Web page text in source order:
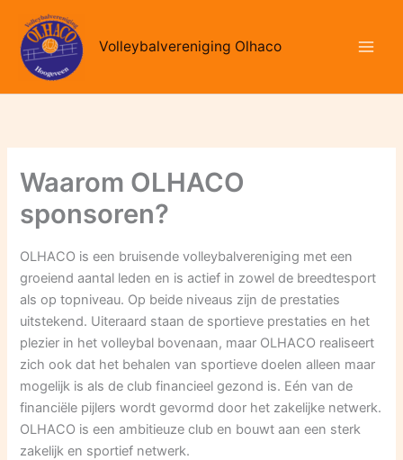
naar
inhoud
Volleybalvereniging Olhaco
Waarom OLHACO
sponsoren?
OLHACO is een bruisende volleybalvereniging met een
groeiend aantal leden en is actief in zowel de breedtesport
als op topniveau. Op beide niveaus zijn de prestaties
uitstekend. Uiteraard staan de sportieve prestaties en het
plezier in het volleybal bovenaan, maar OLHACO realiseert
zich ook dat het behalen van sportieve doelen alleen maar
mogelijk is als de club financieel gezond is. Eén van de
financiële pijlers wordt gevormd door het zakelijke netwerk.
OLHACO is een ambitieuze club en bouwt aan een sterk
zakelijk en sportief netwerk.